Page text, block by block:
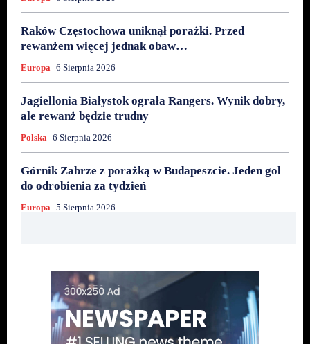
Raków Częstochowa uniknął porażki. Przed
rewanżem więcej jednak obaw…
Europa 6 Sierpnia 2026
Jagiellonia Białystok ograła Rangers. Wynik dobry,
ale rewanż będzie trudny
Polska 6 Sierpnia 2026
Górnik Zabrze z porażką w Budapeszcie. Jeden gol
do odrobienia za tydzień
Europa 5 Sierpnia 2026